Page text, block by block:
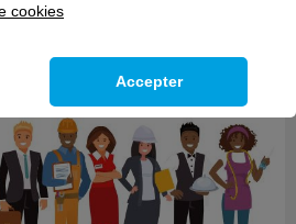
cookies
Accepter